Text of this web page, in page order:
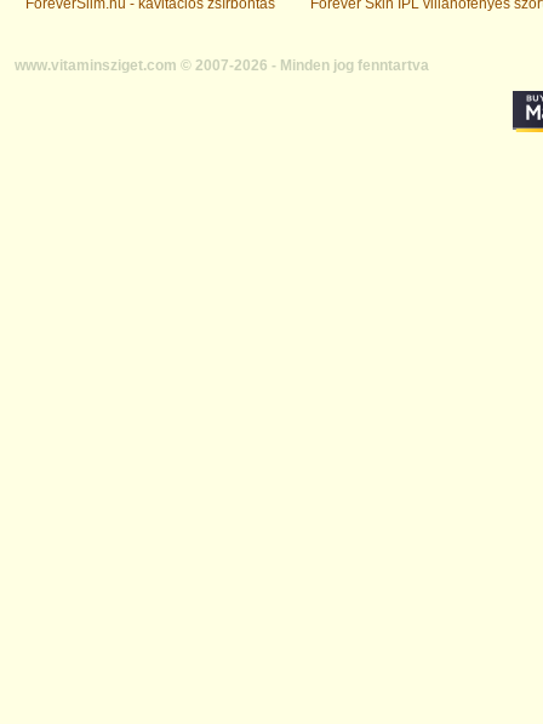
ForeverSlim.hu - kavitációs zsírbontás Forever Skin IPL villanófényes
www.vitaminsziget.com © 2007-2026 - Minden jog fenntartva